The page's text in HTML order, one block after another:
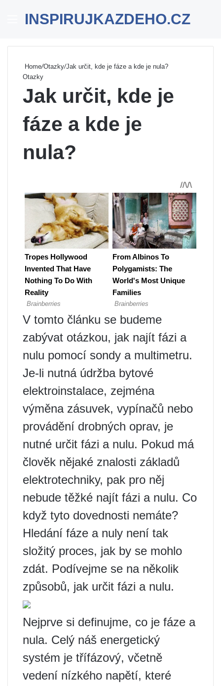
Menu
INSPIRUJKAZDEHO.CZ
Home/Otazky/Jak určit, kde je fáze a kde je nula?
Otazky
Jak určit, kde je
fáze a kde je
nula?
V tomto článku se budeme
zabývat otázkou, jak najít fázi a
nulu pomocí sondy a multimetru.
Je-li nutná údržba bytové
elektroinstalace, zejména
výměna zásuvek, vypínačů nebo
provádění drobných oprav, je
nutné určit fázi a nulu. Pokud má
člověk nějaké znalosti základů
elektrotechniky, pak pro něj
nebude těžké najít fázi a nulu. Co
když tyto dovednosti nemáte?
Hledání fáze a nuly není tak
složitý proces, jak by se mohlo
zdát. Podívejme se na několik
způsobů, jak určit fázi a nulu.
Nejprve si definujme, co je fáze a
nula. Celý náš energetický
systém je třífázový, včetně
vedení nízkého napětí, které